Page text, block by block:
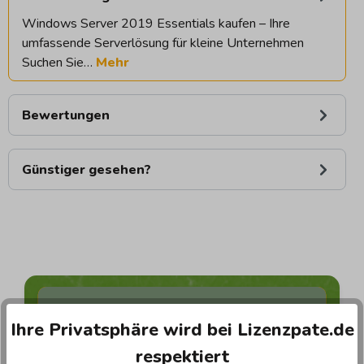
Windows Server 2019 Essentials kaufen – Ihre
umfassende Serverlösung für kleine Unternehmen
Suchen Sie… Mehr
Bewertungen
Günstiger gesehen?
Wer ist Lizenzpate ?
Wir sind nicht nur ein Online-Shop – wir sind
Ihre Privatsphäre wird bei Lizenzpate.de
respektiert